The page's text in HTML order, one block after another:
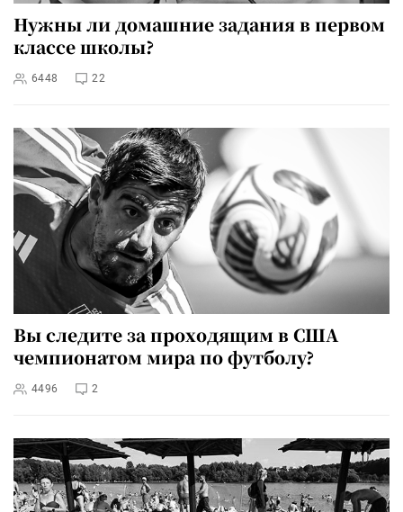
Нужны ли домашние задания в первом
классе школы?
6448 22
Вы следите за проходящим в США
чемпионатом мира по футболу?
4496 2